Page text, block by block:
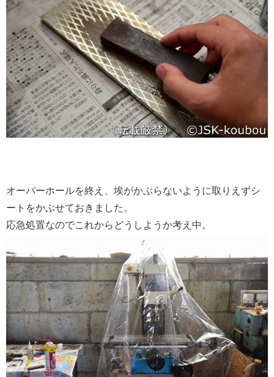
オーバーホールを終え、埃がかぶらないように取りえずシ
ートをかぶせておきました。
応急処置なのでこれからどうしようか考え中。